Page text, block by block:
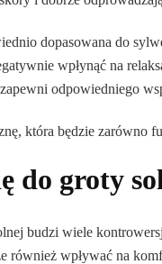
dopasowana do
wpłynąć na
odpowiedniego
która będzie zarówno
do groty
budzi wiele
również wpływać na